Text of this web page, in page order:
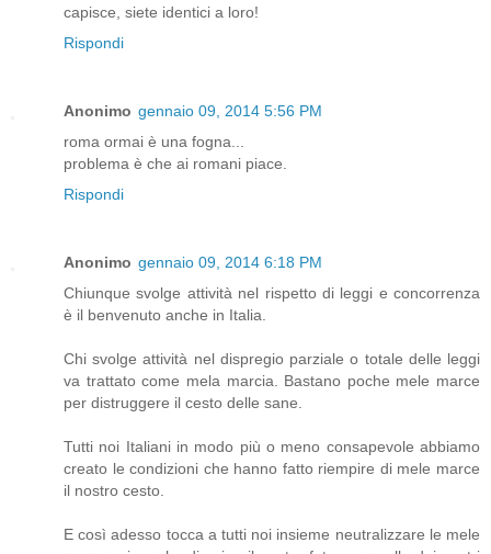
capisce, siete identici a loro!
Rispondi
Anonimo gennaio 09, 2014 5:56 PM
roma ormai è una fogna...
problema è che ai romani piace.
Rispondi
Anonimo gennaio 09, 2014 6:18 PM
Chiunque svolge attività nel rispetto di leggi e concorrenza
è il benvenuto anche in Italia.
Chi svolge attività nel dispregio parziale o totale delle leggi
va trattato come mela marcia. Bastano poche mele marce
per distruggere il cesto delle sane.
Tutti noi Italiani in modo più o meno consapevole abbiamo
creato le condizioni che hanno fatto riempire di mele marce
il nostro cesto.
E così adesso tocca a tutti noi insieme neutralizzare le mele